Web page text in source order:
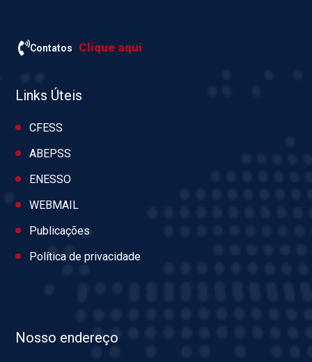
Contatos Clique aqui
Links Úteis
CFESS
ABEPSS
ENESSO
WEBMAIL
Publicações
Política de privacidade
Nosso endereço